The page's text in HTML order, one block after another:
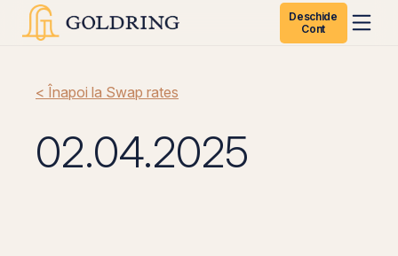
Deschide
Cont
< Înapoi la Swap rates
02.04.2025